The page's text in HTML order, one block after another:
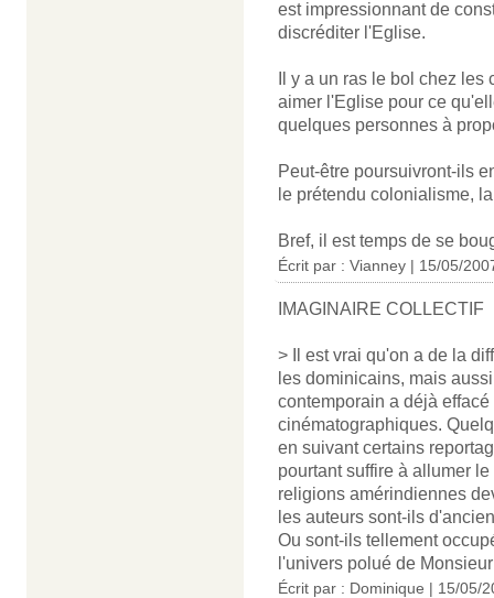
est impressionnant de
discréditer l'Eglise.
Il y a un ras le bol chez
aimer l'Eglise pour ce
quelques personnes à
Peut-être poursuivront-ils
le prétendu colonialisme,
Bref, il est temps de se
Écrit par : Vianney | 15/05/
IMAGINAIRE COLLECTIF
> Il est vrai qu'on a de la
les dominicains, mais
contemporain a déjà
cinématographiques.
en suivant certains
pourtant suffire à allumer
religions amérindiennes
les auteurs sont-ils
Ou sont-ils tellement
l'univers polué de
Écrit par : Dominique | 15/05/